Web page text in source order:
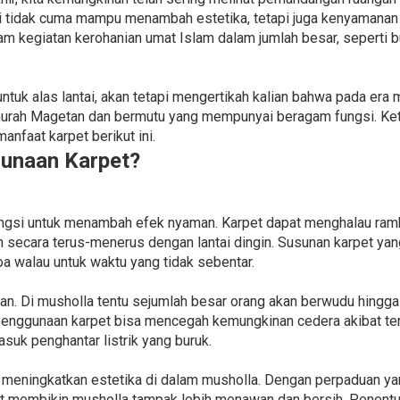
cuma mampu menambah estetika, tetapi juga
kegiatan kerohanian umat Islam dalam jumlah besar, seperti
alas lantai, akan tetapi mengertikah kalian bahwa pada era
Magetan dan bermutu yang mempunyai beragam fungsi.
karpet berikut ini.
Karpet?
untuk menambah efek nyaman. Karpet dapat menghalau
terus-menerus dengan lantai dingin. Susunan karpet
walau untuk waktu yang tidak sebentar.
Di musholla tentu sejumlah besar orang akan berwudu
karpet bisa mencegah kemungkinan cedera akibat
penghantar listrik yang buruk.
estetika di dalam musholla. Dengan perpaduan